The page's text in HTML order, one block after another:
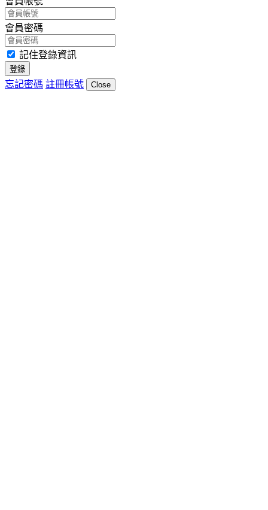
會員密碼
記住登錄資訊
登錄
忘記密碼 註冊帳號 Close